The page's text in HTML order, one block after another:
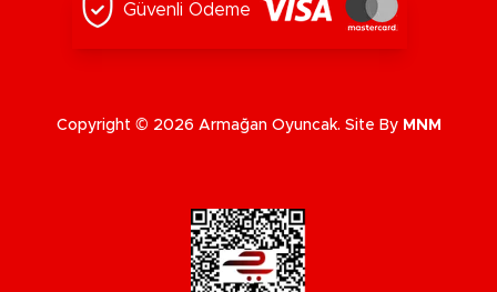
Güvenli Ödeme
Copyright © 2026 Armağan Oyuncak. Site By MNM